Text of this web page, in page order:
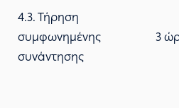
4.3. Τήρηση
συμφωνημένης
συνάντησης
3